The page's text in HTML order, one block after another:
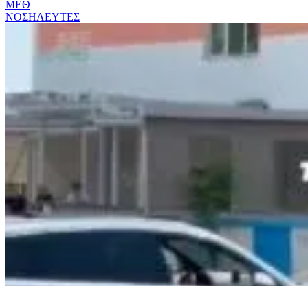
ΜΕΘ
ΝΟΣΗΛΕΥΤΕΣ